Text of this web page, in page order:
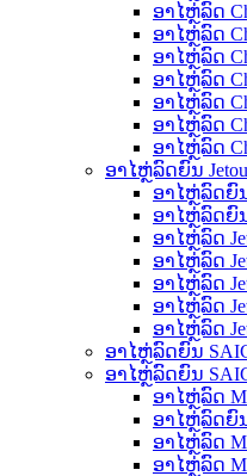
ອາໄຫຼ່ລົດ
ອາໄຫຼ່ລົດ
ອາໄຫຼ່ລົດ
ອາໄຫຼ່ລົດ
ອາໄຫຼ່ລົດ
ອາໄຫຼ່ລົດ
ອາໄຫຼ່ລົດ
ອາໄຫຼ່ລົດຍົນ
ອາໄຫຼ່ລົດຍົນ
ອາໄຫຼ່ລົດຍົນ
ອາໄຫຼ່ລົດ
ອາໄຫຼ່ລົດ
ອາໄຫຼ່ລົດ
ອາໄຫຼ່ລົດ
ອາໄຫຼ່ລົດ
ອາໄຫຼ່ລົດຍົນ
ອາໄຫຼ່ລົດຍົນ
ອາໄຫຼ່ລົດ
ອາໄຫຼ່ລົດຍົ
ອາໄຫຼ່ລົດ
ອາໄຫຼ່ລົດ